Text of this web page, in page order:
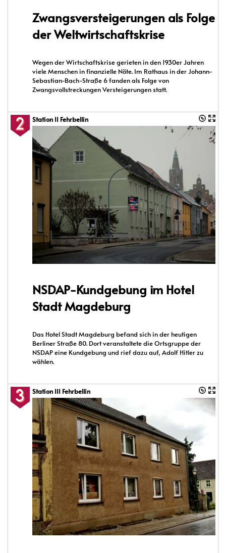
Zwangsversteigerungen als Folge
der Weltwirtschaftskrise
Wegen der Wirtschaftskrise gerieten in den 1930er Jahren
viele Menschen in finanzielle Nöte. Im Rathaus in der Johann-
Sebastian-Bach-Straße 6 fanden als Folge von
Zwangsvollstreckungen Versteigerungen statt.
Station II Fehrbellin
NSDAP-Kundgebung im Hotel
Stadt Magdeburg
Das Hotel Stadt Magdeburg befand sich in der heutigen
Berliner Straße 80. Dort veranstaltete die Ortsgruppe der
NSDAP eine Kundgebung und rief dazu auf, Adolf Hitler zu
wählen.
Station III Fehrbellin